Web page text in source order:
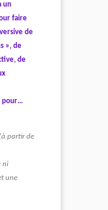
un
faire
de
», de
de
pour…
partir de
ni
une